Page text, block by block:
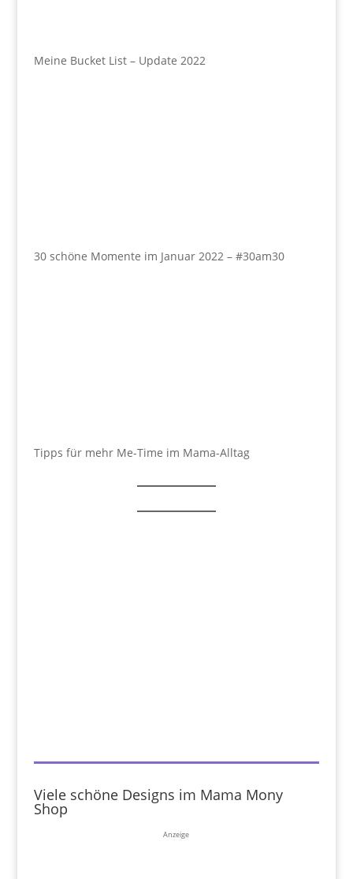
Meine Bucket List – Update 2022
30 schöne Momente im Januar 2022 – #30am30
Tipps für mehr Me-Time im Mama-Alltag
Viele schöne Designs im Mama Mony
Shop
Anzeige